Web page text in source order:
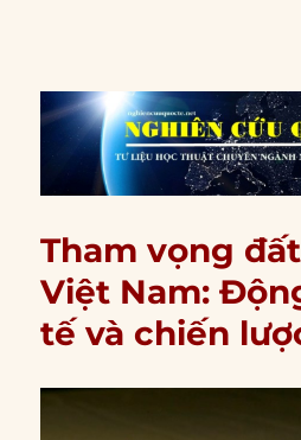
Tham vọng
Việt Nam:
tế và chiến